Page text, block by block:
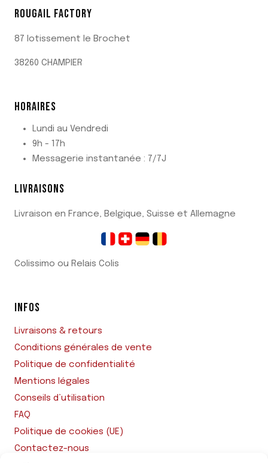
ROUGAIL FACTORY
87 lotissement le Brochet
38260 CHAMPIER
HORAIRES
Lundi au Vendredi
9h - 17h
Messagerie instantanée : 7/7J
LIVRAISONS
Livraison en France, Belgique, Suisse et Allemagne
Colissimo ou Relais Colis
INFOS
Livraisons & retours
Conditions générales de vente
Politique de confidentialité
Mentions légales
Conseils d’utilisation
FAQ
Politique de cookies (UE)
Contactez-nous